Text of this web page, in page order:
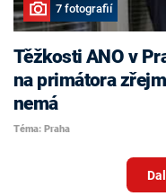
7 fotografií
Těžkosti ANO v
na primátora
nemá
Téma: Praha